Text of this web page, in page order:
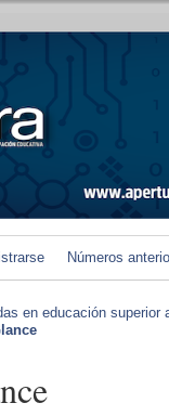
Números
en educación